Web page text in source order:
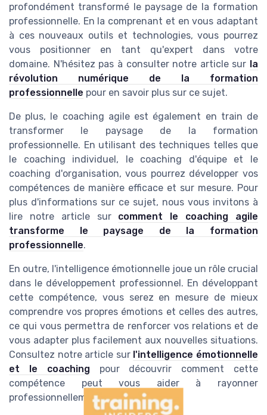
profondément transformé le paysage de la formation
professionnelle. En la comprenant et en vous adaptant
à ces nouveaux outils et technologies, vous pourrez
vous positionner en tant qu'expert dans votre
domaine. N'hésitez pas à consulter notre article sur la
révolution numérique de la formation
professionnelle pour en savoir plus sur ce sujet.
De plus, le coaching agile est également en train de
transformer le paysage de la formation
professionnelle. En utilisant des techniques telles que
le coaching individuel, le coaching d'équipe et le
coaching d'organisation, vous pourrez développer vos
compétences de manière efficace et sur mesure. Pour
plus d'informations sur ce sujet, nous vous invitons à
lire notre article sur comment le coaching agile
transforme le paysage de la formation
professionnelle.
En outre, l'intelligence émotionnelle joue un rôle crucial
dans le développement professionnel. En développant
cette compétence, vous serez en mesure de mieux
comprendre vos propres émotions et celles des autres,
ce qui vous permettra de renforcer vos relations et de
vous adapter plus facilement aux nouvelles situations.
Consultez notre article sur l'intelligence émotionnelle
et le coaching pour découvrir comment cette
compétence peut vous aider à rayonner
professionnellement.